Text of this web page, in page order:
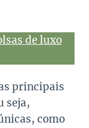
de luxo
principais
seja,
como